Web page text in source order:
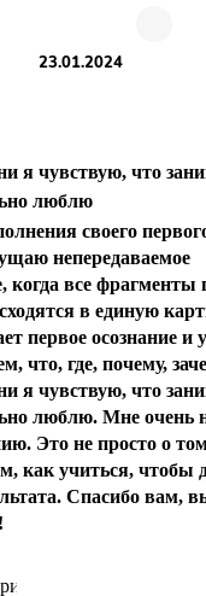
23.01.2024
я чувствую, что
люблю
своего
непередаваемое
когда все фрагменты
в единую
первое осознание и
что, где, почему,
я чувствую, что
люблю. Мне очень
Это не просто о
как учиться, чтобы
Спасибо вам,